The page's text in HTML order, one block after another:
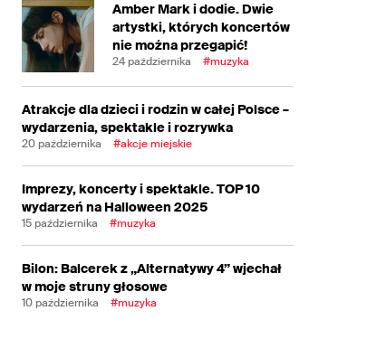
Amber Mark i dodie. Dwie
artystki, których koncertów
nie można przegapić!
24 października #muzyka
Atrakcje dla dzieci i rodzin w całej Polsce –
wydarzenia, spektakle i rozrywka
20 października #akcje miejskie
Imprezy, koncerty i spektakle. TOP 10
wydarzeń na Halloween 2025
15 października #muzyka
Bilon: Balcerek z „Alternatywy 4” wjechał
w moje struny głosowe
10 października #muzyka